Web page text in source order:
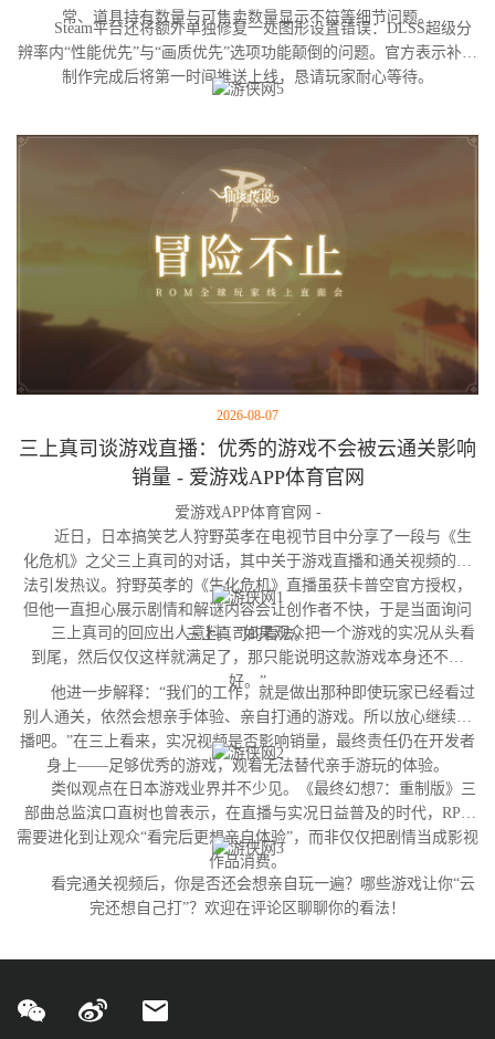
常、道具持有数量与可售卖数量显示不符等细节问题。
Steam平台还将额外单独修复一处图形设置错误：DLSS超级分
辨率内“性能优先”与“画质优先”选项功能颠倒的问题。官方表示补丁
制作完成后将第一时间推送上线，恳请玩家耐心等待。
2026-08-07
三上真司谈游戏直播：优秀的游戏不会被云通关影响
销量 - 爱游戏APP体育官网
爱游戏APP体育官网 -
近日，日本搞笑艺人狩野英孝在电视节目中分享了一段与《生
化危机》之父三上真司的对话，其中关于游戏直播和通关视频的看
法引发热议。狩野英孝的《生化危机》直播虽获卡普空官方授权，
但他一直担心展示剧情和解谜内容会让创作者不快，于是当面询问
三上真司的看法。
三上真司的回应出人意料：“如果观众把一个游戏的实况从头看
到尾，然后仅仅这样就满足了，那只能说明这款游戏本身还不够
好。”
他进一步解释：“我们的工作，就是做出那种即使玩家已经看过
别人通关，依然会想亲手体验、亲自打通的游戏。所以放心继续直
播吧。”在三上看来，实况视频是否影响销量，最终责任仍在开发者
身上——足够优秀的游戏，观看无法替代亲手游玩的体验。
类似观点在日本游戏业界并不少见。《最终幻想7：重制版》三
部曲总监滨口直树也曾表示，在直播与实况日益普及的时代，RPG
需要进化到让观众“看完后更想亲自体验”，而非仅仅把剧情当成影视
作品消费。
看完通关视频后，你是否还会想亲自玩一遍？哪些游戏让你“云
完还想自己打”？欢迎在评论区聊聊你的看法！